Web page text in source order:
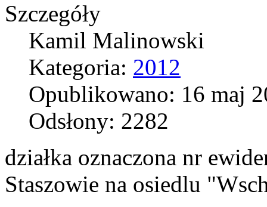
Szczegóły
Kamil Malinowski
Kategoria: 2012
Opublikowano: 16 maj
Odsłony: 2282
działka oznaczona nr
Staszowie na osiedlu